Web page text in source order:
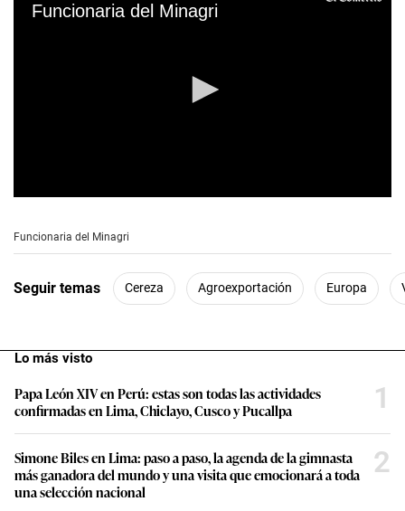
Funcionaria del Minagri
e
d
3
m
n
u
t
e
,
4
3
Funcionaria del Minagri
Seguir temas Cereza Agroexportación Europa
Lo más visto
Papa León XIV en Perú: estas son todas las actividades
confirmadas en Lima, Chiclayo, Cusco y Pucallpa
1
Simone Biles en Lima: paso a paso, la agenda de la gimnasta
más ganadora del mundo y una visita que emocionará a toda
una selección nacional
2